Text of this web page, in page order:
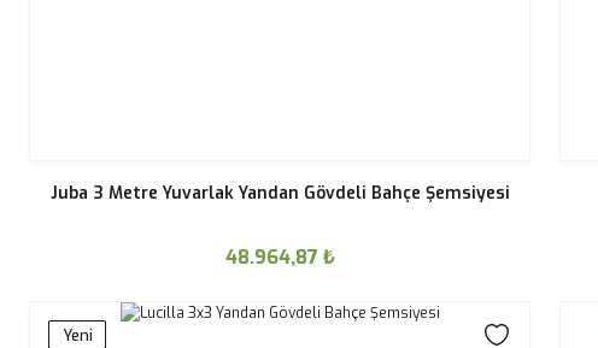
Juba 3 Metre Yuvarlak Yandan Gövdeli Bahçe Şemsiyesi
48.964,87 ₺
Yeni